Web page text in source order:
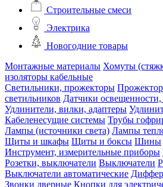
Строительные смеси
Электрика
Новогодние товары
Монтажные материалы Хомуты
изоляторы кабельные
Светильники, прожекторы
светильников Датчики освещенности,
Удлинители, вилки, адаптеры
Кабеленесущие системы Трубы
Лампы (источники света) Лампы
Щиты и шкафы Щиты и боксы Шины
Инструмент, измерительные приборы
Розетки, выключатели Выключатели
Выключатели автоматические
Звонки дверные Кнопки для